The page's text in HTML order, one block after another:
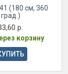
(180 см, 360
град.)
р.
корзину